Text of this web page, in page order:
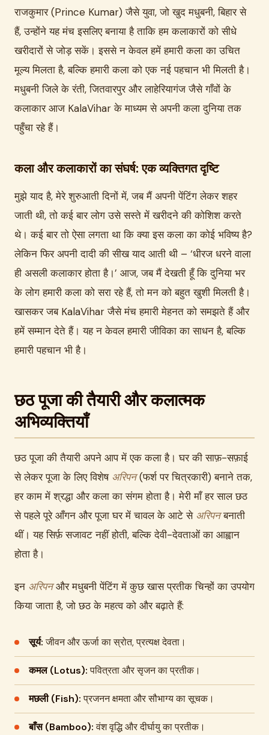
राजकुमार (Prince Kumar) जैसे युवा, जो खुद मधुबनी, बिहार से
हैं, उन्होंने यह मंच इसलिए बनाया है ताकि हम कलाकारों को सीधे
खरीदारों से जोड़ सकें। इससे न केवल हमें हमारी कला का उचित
मूल्य मिलता है, बल्कि हमारी कला को एक नई पहचान भी मिलती है।
मधुबनी जिले के रंती, जितवारपुर और लाहेरियागंज जैसे गाँवों के
कलाकार आज KalaVihar के माध्यम से अपनी कला दुनिया तक
पहुँचा रहे हैं।
कला और कलाकारों का संघर्ष: एक व्यक्तिगत दृष्टि
मुझे याद है, मेरे शुरुआती दिनों में, जब मैं अपनी पेंटिंग लेकर शहर
जाती थी, तो कई बार लोग उसे सस्ते में खरीदने की कोशिश करते
थे। कई बार तो ऐसा लगता था कि क्या इस कला का कोई भविष्य है?
लेकिन फिर अपनी दादी की सीख याद आती थी – ‘धीरज धरने वाला
ही असली कलाकार होता है।’ आज, जब मैं देखती हूँ कि दुनिया भर
के लोग हमारी कला को सरा रहे हैं, तो मन को बहुत खुशी मिलती है।
खासकर जब KalaVihar जैसे मंच हमारी मेहनत को समझते हैं और
हमें सम्मान देते हैं। यह न केवल हमारी जीविका का साधन है, बल्कि
हमारी पहचान भी है।
छठ पूजा की तैयारी और कलात्मक
अभिव्यक्तियाँ
छठ पूजा की तैयारी अपने आप में एक कला है। घर की साफ़-सफ़ाई
से लेकर पूजा के लिए विशेष अरिपन(फर्श पर चित्रकारी) बनाने तक,
हर काम में श्रद्धा और कला का संगम होता है। मेरी माँ हर साल छठ
से पहले पूरे आँगन और पूजा घर में चावल के आटे से अरिपनबनाती
थीं। यह सिर्फ़ सजावट नहीं होती, बल्कि देवी-देवताओं का आह्वान
होता है।
इन अरिपनऔर मधुबनी पेंटिंग में कुछ खास प्रतीक चिन्हों का उपयोग
किया जाता है, जो छठ के महत्व को और बढ़ाते हैं:
सूर्य:जीवन और ऊर्जा का स्रोत, प्रत्यक्ष देवता।
कमल (Lotus):पवित्रता और सृजन का प्रतीक।
मछली (Fish):प्रजनन क्षमता और सौभाग्य का सूचक।
बाँस (Bamboo):वंश वृद्धि और दीर्घायु का प्रतीक।